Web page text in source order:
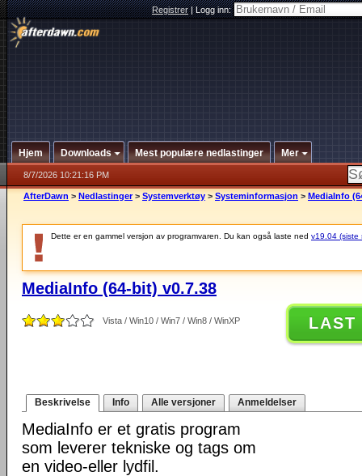
Registrer|Logg inn:
Hjem Downloads Mest populære nedlastinger Mer
8/7/2026 10:21:16 PM
AfterDawn > Nedlastinger > Systemverktøy > Systeminformasjon > MediaInfo
Dette er en gammel versjon av programvaren. Du kan også laste ned v19.04 (siste
MediaInfo (64-bit) v0.7.38
Vista / Win10 / Win7 / Win8 / WinXP LAST
Beskrivelse Info Alle versjoner Anmeldelser
MediaInfo er et gratis program
som leverer tekniske og tags om
en video-eller lydfil.